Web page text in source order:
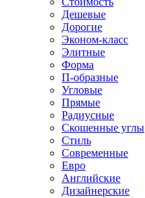
Дешевые
Дорогие
Эконом-класс
Элитные
Форма
П-образные
Угловые
Прямые
Радиусные
Скошенные углы
Стиль
Современные
Евро
Английские
Дизайнерские